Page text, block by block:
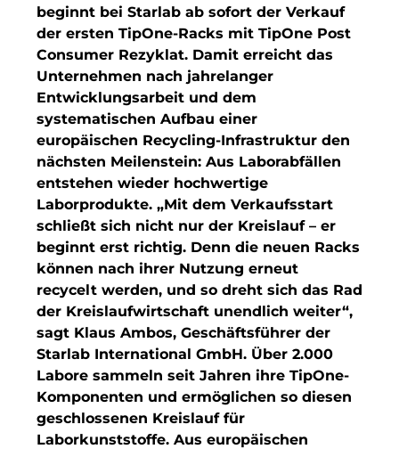
Gesangskollektiv Michael Ritter
GWG Städtische Wohnungsgesellschaft
H2Global
Hallberger Kultursommer
HERZOG MAX
Hausbank München
Hotel Königshof München GmbH & Co. KG
INAI
Initiative Central Quartier
Interhyp
KERNenergie GmbH
Kollitsch Invest
beginnt bei Starlab ab sofort der Verkauf
der ersten TipOne-Racks mit TipOne Post
Consumer Rezyklat. Damit erreicht das
Unternehmen nach jahrelanger
Entwicklungsarbeit und dem
systematischen Aufbau einer
europäischen Recycling-Infrastruktur den
nächsten Meilenstein: Aus Laborabfällen
entstehen wieder hochwertige
Laborprodukte. „Mit dem Verkaufsstart
schließt sich nicht nur der Kreislauf – er
beginnt erst richtig. Denn die neuen Racks
können nach ihrer Nutzung erneut
recycelt werden, und so dreht sich das Rad
der Kreislaufwirtschaft unendlich weiter“,
sagt Klaus Ambos, Geschäftsführer der
Starlab International GmbH. Über 2.000
Labore sammeln seit Jahren ihre TipOne-
Komponenten und ermöglichen so diesen
geschlossenen Kreislauf für
Laborkunststoffe. Aus europäischen